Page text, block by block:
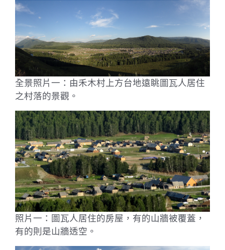
全景照片一：由禾木村上方台地遠眺圖瓦人居住
之村落的景觀。
照片一：圖瓦人居住的房屋，有的山牆被覆蓋，
有的則是山牆透空。